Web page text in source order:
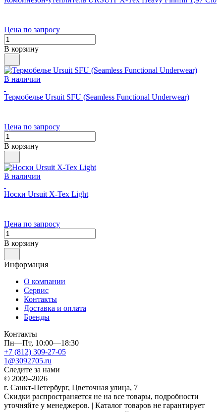
Цена по запросу
В корзину
В наличии
Термобелье Ursuit SFU (Seamless Functional Underwear)
Цена по запросу
В корзину
В наличии
Носки Ursuit X-Tex Light
Цена по запросу
В корзину
Информация
О компании
Сервис
Контакты
Доставка и оплата
Бренды
Контакты
Пн—Пт, 10:00—18:30
+7 (812) 309-27-05
1@3092705.ru
Следите за нами
© 2009–2026
г. Санкт-Петербург, Цветочная улица, 7
Скидки распространяется не на все товары, подробности
уточняйте у менеджеров. | Каталог товаров не гарантирует